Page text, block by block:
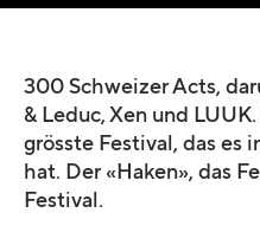
Quelle: ghost-festival.ch
300 Schweizer Acts,
& Leduc, Xen und
grösste Festival, das es
hat. Der «Haken», das
Festival.